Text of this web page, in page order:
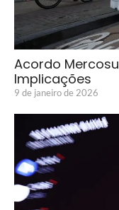
Acordo
Implicações
9 de janeiro de 2026